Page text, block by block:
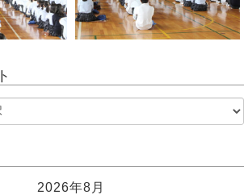
2026年8月